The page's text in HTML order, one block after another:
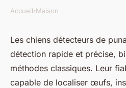
Chien détecteur
de lit : combien
votre confort ?
Accueil›Maison
Les chiens détecteurs de
détection rapide et précise,
méthodes classiques. Leur
capable de localiser œufs,